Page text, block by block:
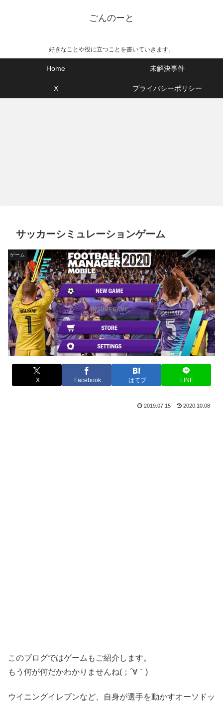
ごんのーと
好きなことや役に立つことを書いていきます。
Home 未解決事件
X プライバシーポリシー
サッカーシミュレーションゲーム
ゲーム
X Facebook はてブ LINE
2019.07.15 2020.10.08
このブログではゲームもご紹介します。
もう何が何だかわかりませんね(；´∀｀)
ウイニングイレブンなど、自身が選手を動かすオーソドッ